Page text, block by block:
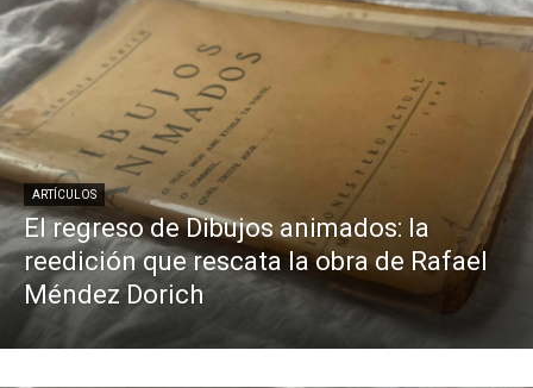
ARTÍCULOS
El regreso de Dibujos animados: la
reedición que rescata la obra de Rafael
Méndez Dorich